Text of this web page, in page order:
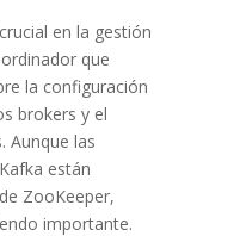
en la gestión
que
la configuración
brokers y el
Aunque las
están
ZooKeeper,
importante.